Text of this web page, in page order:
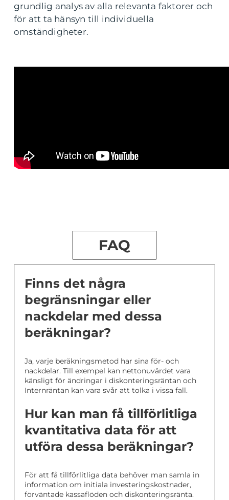
grundlig analys av alla relevanta faktorer och
för att ta hänsyn till individuella
omständigheter.
FAQ
Finns det några
begränsningar eller
nackdelar med dessa
beräkningar?
Ja, varje beräkningsmetod har sina för- och
nackdelar. Till exempel kan nettonuvärdet vara
känsligt för ändringar i diskonteringsräntan och
Internräntan kan vara svår att tolka i vissa fall.
Hur kan man få tillförlitliga
kvantitativa data för att
utföra dessa beräkningar?
För att få tillförlitliga data behöver man samla in
information om initiala investeringskostnader,
förväntade kassaflöden och diskonteringsränta.